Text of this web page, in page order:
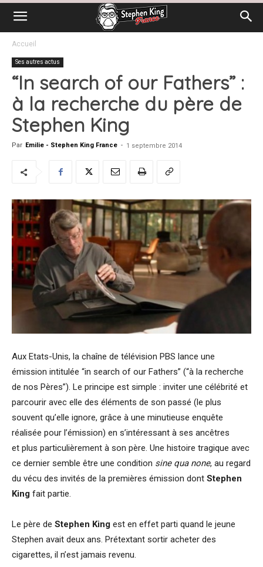
Accueil
Ses autres actus
“In search of our Fathers” :
à la recherche du père de
Stephen King
Par Emilie - Stephen King France - 1 septembre 2014
Aux Etats-Unis, la chaîne de télévision PBS lance une
émission intitulée “in search of our Fathers” (“à la recherche
de nos Pères”). Le principe est simple : inviter une célébrité et
parcourir avec elle des éléments de son passé (le plus
souvent qu’elle ignore, grâce à une minutieuse enquête
réalisée pour l’émission) en s’intéressant à ses ancêtres
et plus particulièrement à son père. Une histoire tragique avec
ce dernier semble être une condition sine qua none, au regard
du vécu des invités de la premières émission dont Stephen
King fait partie.
Le père de Stephen King est en effet parti quand le jeune
Stephen avait deux ans. Prétextant sortir acheter des
cigarettes, il n’est jamais revenu.